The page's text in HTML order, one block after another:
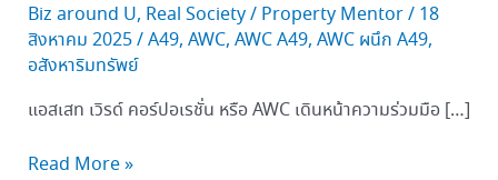
Biz around U, Real Society/ Property Mentor/ 18
สิงหาคม 2025/A49, AWC, AWC A49, AWC ผนึก A49,
อสังหาริมทรัพย์
แอสเสท เวิรด์ คอร์ปอเรชั่น หรือ AWC เดินหน้าความร่วมมือ […]
Read More »